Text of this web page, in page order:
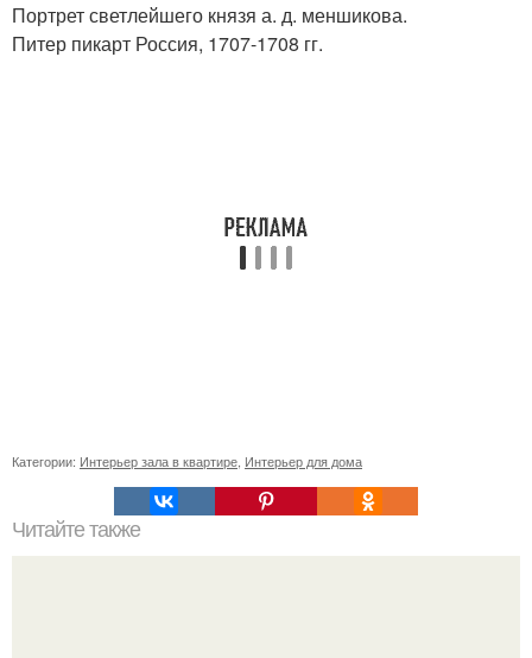
Портрет светлейшего князя а. д. меншикова.
Питер пикарт Россия, 1707-1708 гг.
Категории: Интерьер зала в квартире Интерьер для дома
Читайте также